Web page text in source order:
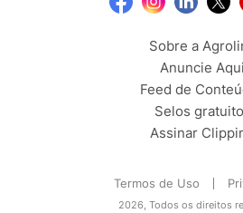
Sobre a
Anuncie Aqui
Feed de
Selos
Assinar
Termos de Uso
2026, Todos os direitos